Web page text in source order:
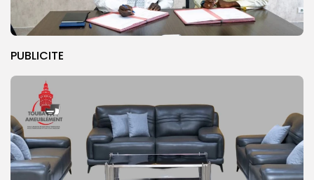
PUBLICITE